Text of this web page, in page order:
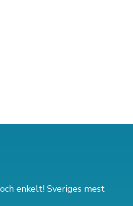
enkelt! Sveriges mest